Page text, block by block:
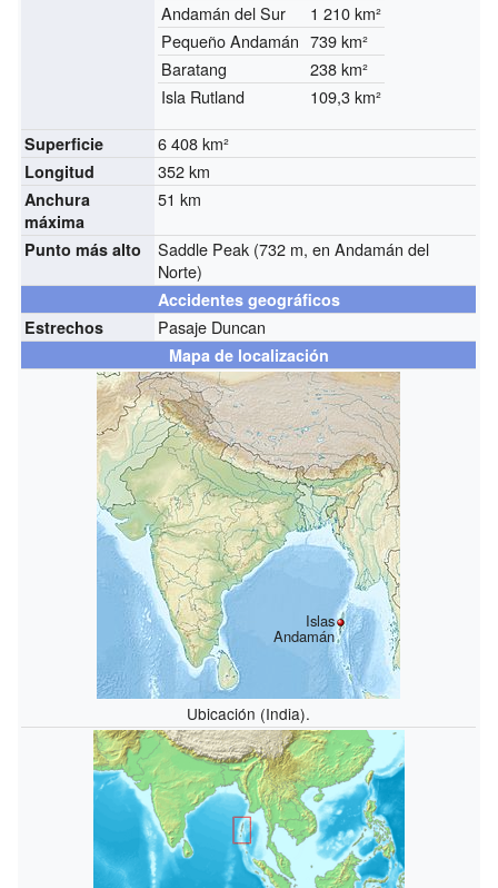
Andamán del Sur
1 210 km²
Pequeño Andamán 739 km²
Baratang
238 km²
Isla Rutland
109,3 km²
Superficie 6 408 km²
Longitud 352 km
Anchura
máxima
51 km
Punto más alto
Saddle Peak (732 m, en Andamán del
Norte)
Accidentes geográficos
Estrechos
Pasaje Duncan
Mapa de localización
Islas
Andamán
Ubicación (India).